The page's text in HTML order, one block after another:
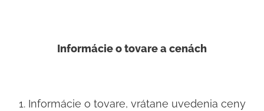
Informácie o tovare a cenách
1. Informácie o tovare, vrátane uvedenia ceny